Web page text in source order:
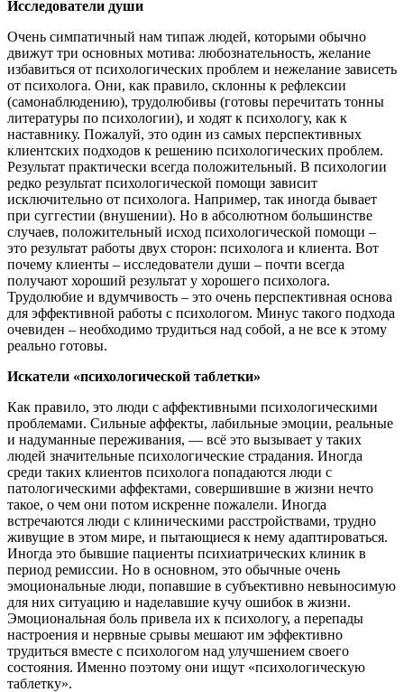
Исследователи души
Очень симпатичный нам типаж людей, которыми обычно
движут три основных мотива: любознательность, желание
избавиться от психологических проблем и нежелание зависеть
от психолога. Они, как правило, склонны к рефлексии
(самонаблюдению), трудолюбивы (готовы перечитать тонны
литературы по психологии), и ходят к психологу, как к
наставнику. Пожалуй, это один из самых перспективных
клиентских подходов к решению психологических проблем.
Результат практически всегда положительный. В психологии
редко результат психологической помощи зависит
исключительно от психолога. Например, так иногда бывает
при суггестии (внушении). Но в абсолютном большинстве
случаев, положительный исход психологической помощи –
это результат работы двух сторон: психолога и клиента. Вот
почему клиенты – исследователи души – почти всегда
получают хороший результат у хорошего психолога.
Трудолюбие и вдумчивость – это очень перспективная основа
для эффективной работы с психологом. Минус такого подхода
очевиден – необходимо трудиться над собой, а не все к этому
реально готовы.
Искатели «психологической таблетки»
Как правило, это люди с аффективными психологическими
проблемами. Сильные аффекты, лабильные эмоции, реальные
и надуманные переживания, — всё это вызывает у таких
людей значительные психологические страдания. Иногда
среди таких клиентов психолога попадаются люди с
патологическими аффектами, совершившие в жизни нечто
такое, о чем они потом искренне пожалели. Иногда
встречаются люди с клиническими расстройствами, трудно
живущие в этом мире, и пытающиеся к нему адаптироваться.
Иногда это бывшие пациенты психиатрических клиник в
период ремиссии. Но в основном, это обычные очень
эмоциональные люди, попавшие в субъективно невыносимую
для них ситуацию и наделавшие кучу ошибок в жизни.
Эмоциональная боль привела их к психологу, а перепады
настроения и нервные срывы мешают им эффективно
трудиться вместе с психологом над улучшением своего
состояния. Именно поэтому они ищут «психологическую
таблетку».